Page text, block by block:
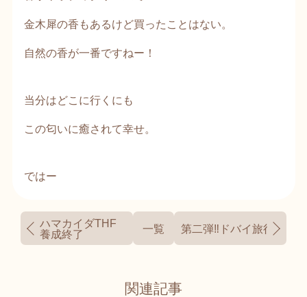
金木犀の香もあるけど買ったことはない。
自然の香が一番ですねー！
当分はどこに行くにも
この匂いに癒されて幸せ。
ではー
ハマカイダTHF
養成終了
一覧 第二弾‼️ドバイ旅行🌏大好
関連記事